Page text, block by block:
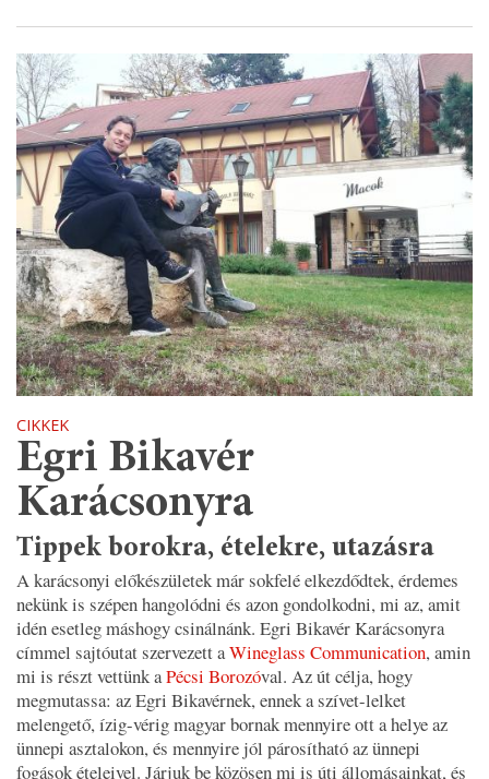
CIKKEK
Egri Bikavér
Karácsonyra
Tippek borokra, ételekre, utazásra
A karácsonyi előkészületek már sokfelé elkezdődtek, érdemes
nekünk is szépen hangolódni és azon gondolkodni, mi az, amit
idén esetleg máshogy csinálnánk. Egri Bikavér Karácsonyra
címmel sajtóutat szervezett aWineglass Communication, amin
mi is részt vettünk aPécsi Borozóval. Az út célja, hogy
megmutassa: az Egri Bikavérnek, ennek a szívet-lelket
melengető, ízig-vérig magyar bornak mennyire ott a helye az
ünnepi asztalokon, és mennyire jól párosítható az ünnepi
fogások ételeivel. Járjuk be közösen mi is úti állomásainkat, és